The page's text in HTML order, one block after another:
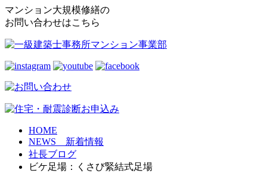
マンション大規模修繕の
お問い合わせはこちら
HOME
NEWS 新着情報
社長ブログ
ビケ足場：くさび緊結式足場